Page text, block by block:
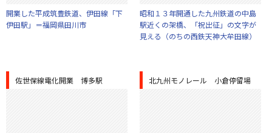
開業した平成筑豊鉄道、伊田線「下
伊田駅」＝福岡県田川市
昭和１３年開通した九州鉄道の中島
駅近くの架橋、「祝出征」の文字が
見える（のちの西鉄天神大牟田線）
佐世保線電化開業 博多駅 北九州モノレール 小倉停留場